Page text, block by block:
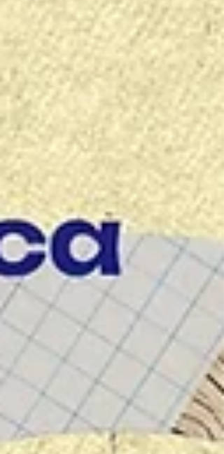
producir más datos, sino conseguir que ingresen
el momento político preciso, ya que la influencia
real depende de factores no técnicos que superan
simple intensificación de la comunicación.